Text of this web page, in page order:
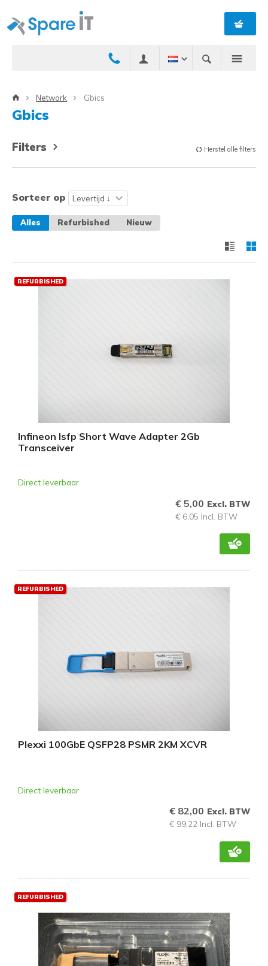
Network Gbics
Gbics
Filters Herstel alle filters
Sorteer op
Alles Refurbished Nieuw
REFURBISHED
Infineon Isfp Short Wave Adapter 2Gb
Transceiver
Direct leverbaar
€ 5,00 Excl. BTW
€ 6,05 Incl. BTW
REFURBISHED
Plexxi 100GbE QSFP28 PSMR 2KM XCVR
Direct leverbaar
€ 82,00 Excl. BTW
€ 99,22 Incl. BTW
REFURBISHED